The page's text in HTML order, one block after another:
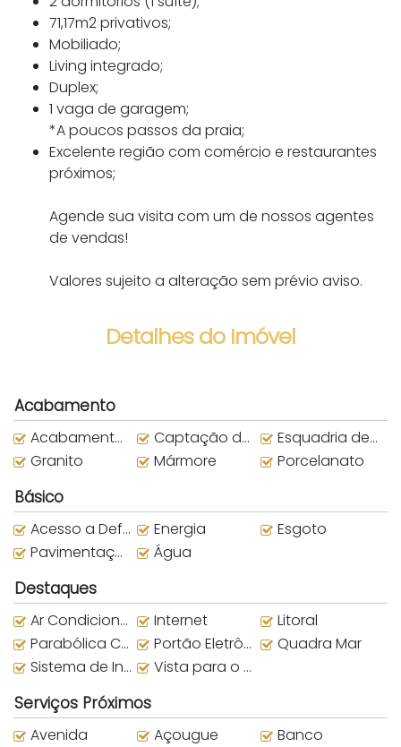
71,17m2 privativos;
Mobiliado;
Living integrado;
Duplex;
1 vaga de garagem;
*A poucos passos da praia;
Excelente região com comércio e restaurantes
próximos;
Agende sua visita com um de nossos agentes
de vendas!
Valores sujeito a alteração sem prévio aviso.
Detalhes do Imóvel
Acabamento
Acabamento em Gesso Captação de Água da Chuva
Esquadria de alumínio
Granito
Mármore Porcelanato
Básico
Acesso a Deficientes Energia
Esgoto
Pavimentação
Água
Destaques
Ar Condicionado Internet
Litoral
Parabólica Compartilhada
Portão Eletrônico
Quadra Mar
Sistema de Incêndio
Vista para o Mar
Serviços Próximos
Avenida Açougue
Banco